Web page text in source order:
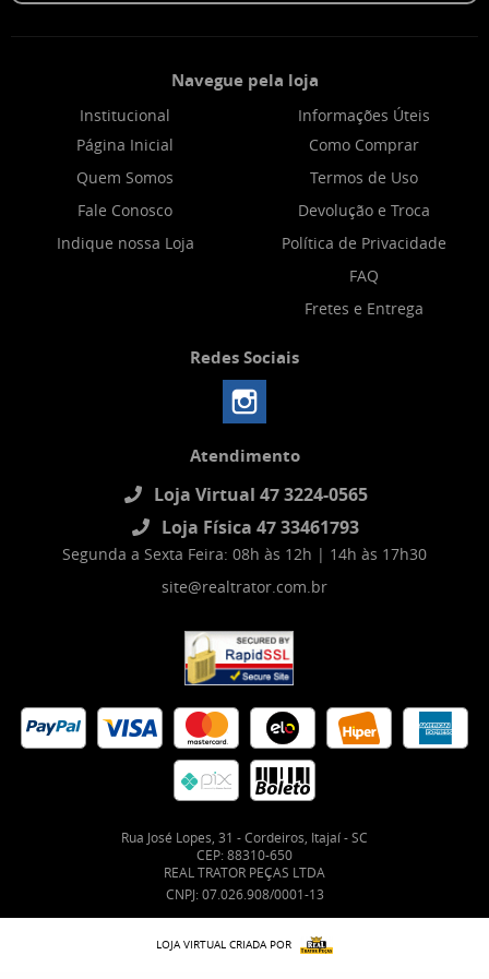
Navegue pela loja
Institucional
Página Inicial
Quem Somos
Fale Conosco
Indique nossa Loja
Informações Úteis
Como Comprar
Termos de Uso
Devolução e Troca
Política de Privacidade
FAQ
Fretes e Entrega
Redes Sociais
Atendimento
Loja Virtual 47 3224-0565
Loja Física 47 33461793
Segunda a Sexta Feira: 08h às 12h | 14h às 17h30
site@realtrator.com.br
Rua José Lopes, 31 -Cordeiros, Itajaí-SC
CEP: 88310-650
REAL TRATOR PEÇAS LTDA
CNPJ: 07.026.908/0001-13
LOJA VIRTUAL CRIADA POR